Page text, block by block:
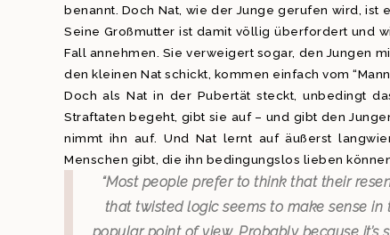
benannt. Doch Nat, wie der Junge gerufen wird,
Seine Großmutter ist damit völlig überfordert und
Fall annehmen. Sie verweigert sogar, den Jungen
den kleinen Nat schickt, kommen einfach vom
Doch als Nat in der Pubertät steckt, unbedingt
Straftaten begeht, gibt sie auf – und gibt den
nimmt ihn auf. Und Nat lernt auf äußerst
Menschen gibt, die ihn bedingungslos lieben
“Most people prefer to think that their
that twisted logic seems to make sense in